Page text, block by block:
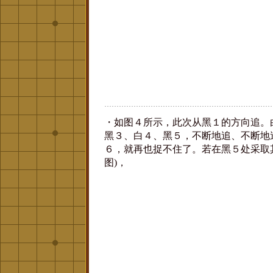
・如图４所示，此次从黑１的方向追
黑３、白４、黑５，不断地追、不断地
６，就再也捉不住了。若在黑５处采
图)，